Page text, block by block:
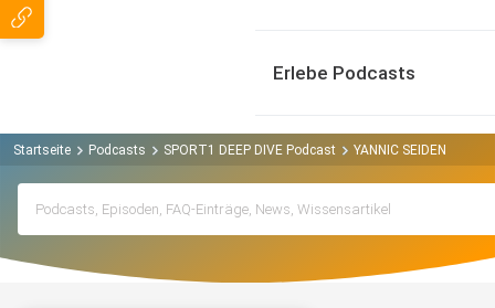
Erlebe Podcasts
Startseite Podcasts SPORT1 DEEP DIVE Podcast YANNIC